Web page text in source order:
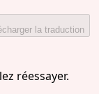
la traduction
réessayer.